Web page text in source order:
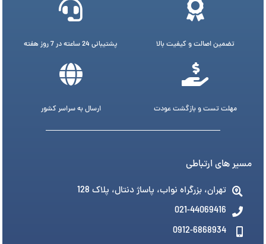
تضمین اصالت و کیفیت بالا پشتیبانی 24 ساعته در 7 روز هفته
مهلت تست و بازگشت عودت ارسال به سراسر کشور
مسیر های ارتباطی
تهران، بزرگراه نواب، پاساژ دنتال، پلاک 128
021-44069416
0912-6868934